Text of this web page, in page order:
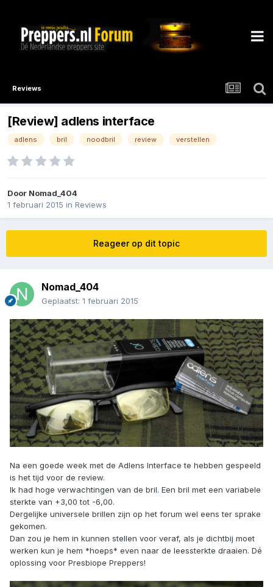
Reviews
[Review] adlens interface
adlens bril noodbril review verstellen
Door Nomad_404
1 februari 2015 in Reviews
Reageer op dit topic
Nomad_404
Geplaatst: 1 februari 2015
Na een goede week met de Adlens Interface te hebben gespeeld
is het tijd voor de review.
Ik had hoge verwachtingen van de bril. Een bril met een variabele
sterkte van +3,00 tot -6,00.
Dergelijke universele brillen zijn op het forum wel eens ter sprake
gekomen.
Dan zou je hem in kunnen stellen voor veraf, als je dichtbij moet
werken kun je hem *hoeps* even naar de leessterkte draaien. Dé
oplossing voor Presbiope Preppers!